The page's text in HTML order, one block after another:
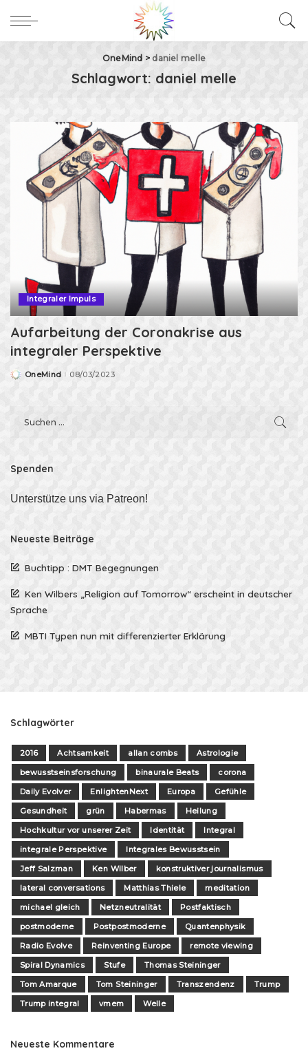
OneMind > daniel melle
Schlagwort: daniel melle
Integraler Impuls
Aufarbeitung der Coronakrise aus
integraler Perspektive
PostedOneMind 08/03/2023
Spenden
Unterstütze uns via Patreon!
Neueste Beiträge
Buchtipp : DMT Begegnungen
Ken Wilbers „Religion auf Tomorrow“ erscheint in deutscher
Sprache
MBTI Typen nun mit differenzierter Erklärung
Schlagwörter
2016 Achtsamkeit allan combs
Astrologie
bewusstseinsforschung
binaurale Beats
corona
Daily Evolver
EnlightenNext Europa
Gefühle
Gesundheit
grün Habermas
Heilung
Hochkultur vor unserer Zeit
Identität
Integral
integrale Perspektive
Integrales Bewusstsein
Jeff Salzman
Ken Wilber
konstruktiver journalismus
lateral conversations
Matthias Thiele
meditation
michael gleich
Netzneutralität
Postfaktisch
postmoderne
Postpostmoderne
Quantenphysik
Radio Evolve
Reinventing Europe
remote viewing
Spiral Dynamics
Stufe
Thomas Steininger
Tom Amarque
Tom Steininger Transzendenz
Trump
Trump integral
vmem Welle
Neueste Kommentare